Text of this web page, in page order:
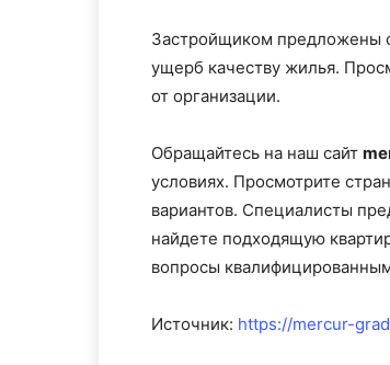
Застройщиком предложены
ущерб качеству жилья.
от организации.
Обращайтесь на наш сайт
условиях. Просмотрите
вариантов. Специалисты
найдете подходящую
вопросы
Источник: https://mercur-